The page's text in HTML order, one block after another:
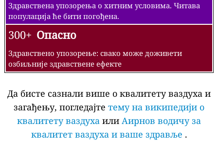
Здравствена упозорења о хитним условима. Читава
популација ће бити погођена.
300+ Опасно
Здравствено упозорење: свако може доживети
озбиљније здравствене ефекте
Да бисте сазнали више о квалитету ваздуха и
загађењу, погледајте тему на википедији о
квалитету ваздуха или Аирнов водичу за
квалитет ваздуха и ваше здравље .